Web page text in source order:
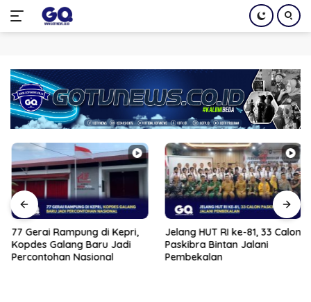
konten
77 Gerai Rampung di Kepri,
Kopdes Galang Baru Jadi
Percontohan Nasional
Jelang HUT RI ke-81, 33 Calon
Paskibra Bintan Jalani
Pembekalan